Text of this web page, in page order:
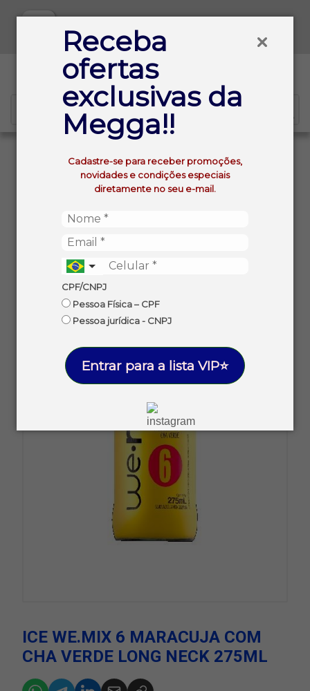
Receba
ofertas
exclusivas da
Megga!!
Cadastre-se para receber promoções,
novidades e condições especiais
diretamente no seu e-mail.
CPF/CNPJ
Pessoa Física – CPF
Pessoa jurídica - CNPJ
Entrar para a lista VIP⭐
ICE WE.MIX 6 MARACUJA COM CHA VERDE LONG NECK
ICE WE.MIX 6 MARACUJA COM
CHA VERDE LONG NECK 275ML